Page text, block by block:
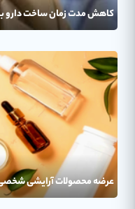
کاهش مدت زمان ساخت
عرضه محصولات آرایشی